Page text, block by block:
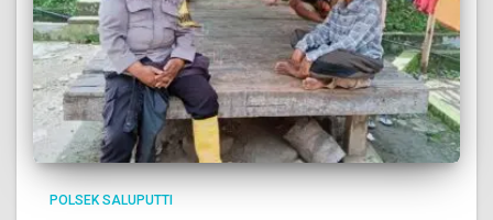
POLSEK SALUPUTTI